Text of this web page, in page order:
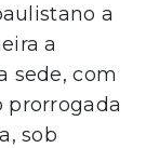
a
a
sede, com
prorrogada
sob